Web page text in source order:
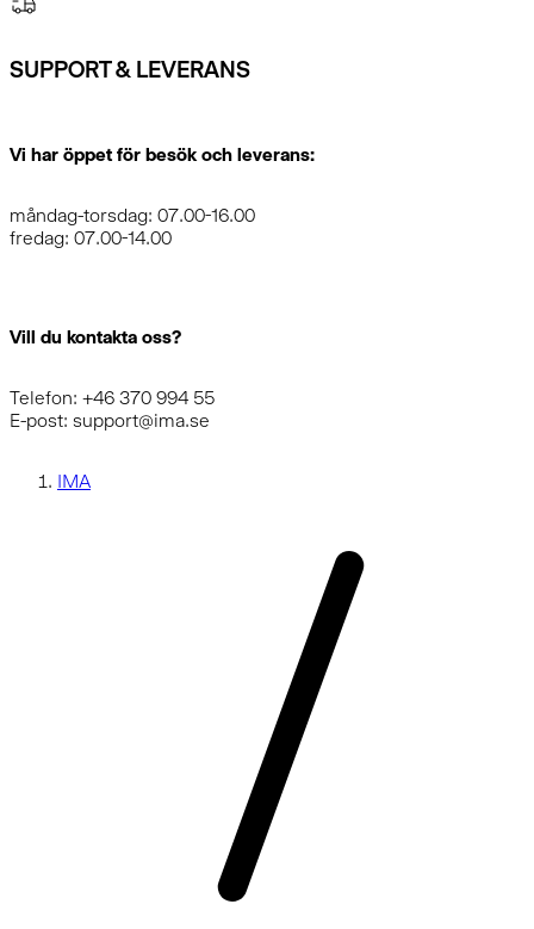
SUPPORT & LEVERANS
Vi har öppet för besök och leverans:
måndag-torsdag: 07.00-16.00
fredag: 07.00-14.00
Vill du kontakta oss?
Telefon: +46 370 994 55
E-post: support@ima.se
IMA